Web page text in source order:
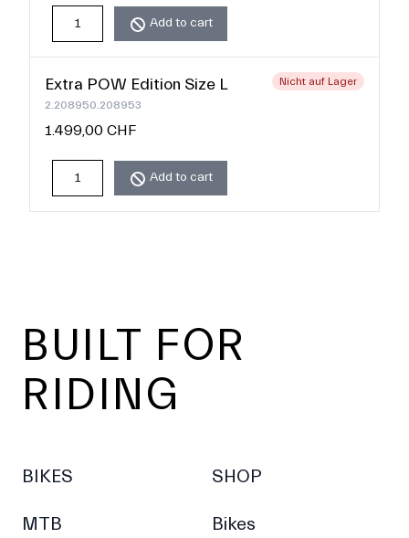
Add to cart
Extra POW Edition Size L
2.208950.208953
Nicht auf Lager
1.499,00 CHF
Add to cart
BUILT FOR
RIDING
BIKES
MTB
SHOP
Bikes